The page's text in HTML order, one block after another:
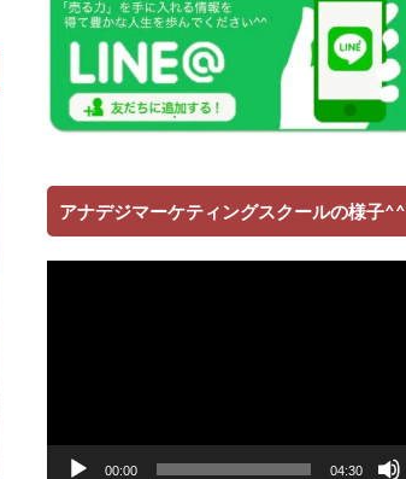
アナデジマーケティングスクールの様子^^
動
00:00 04:30